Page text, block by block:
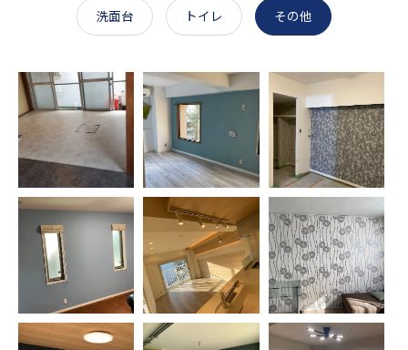
洗面台 トイレ その他